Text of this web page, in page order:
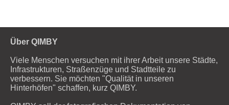
Über QIMBY
Viele Menschen versuchen mit ihrer Arbeit unsere Städte,
Infrastrukturen, Straßenzüge und Stadtteile zu
verbessern. Sie möchten "Qualität in unseren
Hinterhöfen" schaffen, kurz QIMBY.